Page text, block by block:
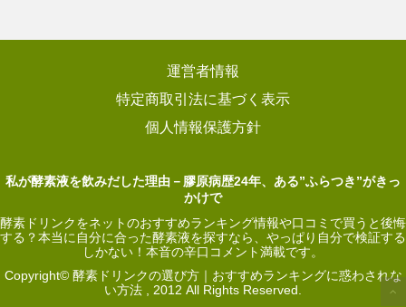
運営者情報
特定商取引法に基づく表示
個人情報保護方針
私が酵素液を飲みだした理由－膠原病歴24年、ある”ふらつき”がきっ
かけで
酵素ドリンクをネットのおすすめランキング情報や口コミで買うと後悔
する？本当に自分に合った酵素液を探すなら、やっぱり自分で検証する
しかない！本音の辛口コメント満載です。
Copyright© 酵素ドリンクの選び方｜おすすめランキングに惑わされな
い方法 , 2012 All Rights Reserved.